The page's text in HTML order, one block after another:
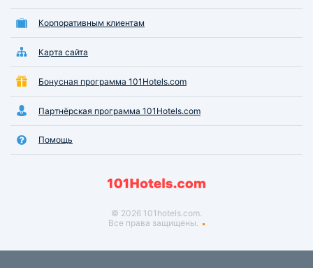
Корпоративным клиентам
Карта сайта
Бонусная программа 101Hotels.com
Партнёрская программа 101Hotels.com
Помощь
© 2026 101hotels.com.
Все права защищены.